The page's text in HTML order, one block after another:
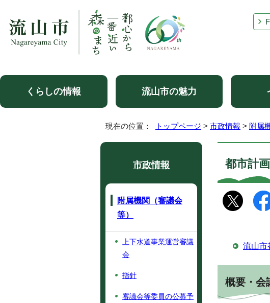
くらしの情報 流山市の魅力
現在の位置： トップページ > 市政情報 > 附属
都市計
流山市
概要・会
市政情報
附属機関（審議会
等）
上下水道事業運営審議
会
指針
審議会等委員の公募予